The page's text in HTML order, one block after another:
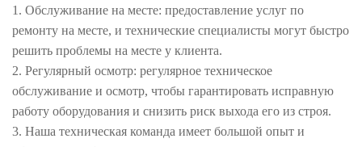
1. Обслуживание на месте: предоставление услуг по
ремонту на месте, и технические специалисты могут быстро
решить проблемы на месте у клиента.
2. Регулярный осмотр: регулярное техническое
обслуживание и осмотр, чтобы гарантировать исправную
работу оборудования и снизить риск выхода его из строя.
3. Наша техническая команда имеет большой опыт и